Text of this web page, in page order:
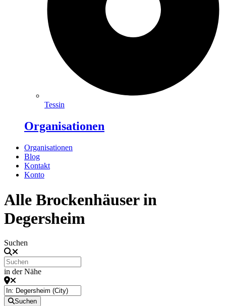
Tessin
Organisationen
Organisationen
Blog
Kontakt
Konto
Alle Brockenhäuser in
Degersheim
Suchen
in der Nähe
Suchen